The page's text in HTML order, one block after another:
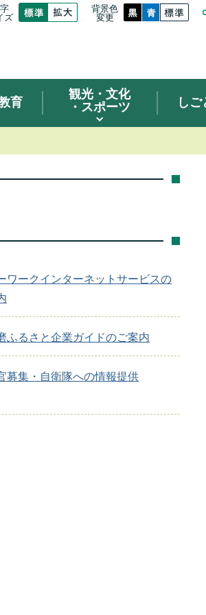
ズ
背景色
変更
育
観光 ・文化
・スポーツ
し
ワークインターネットサービスの
ふるさと企業ガイドのご案内
募集・自衛隊への情報提供